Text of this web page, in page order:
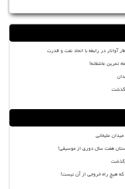
آواتار در رابطه با اتحاد نفت و قدرت
تمرین عاشقانه!
علیخانی
هفت سال دوری از موسیقی!
هیچ راه خروجی از آن نیست!